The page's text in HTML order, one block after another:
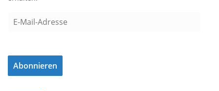
a
l
Abonnieren